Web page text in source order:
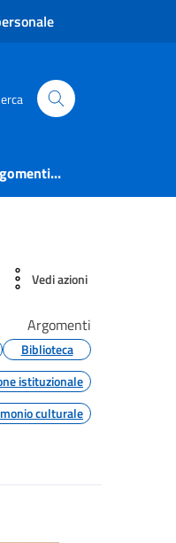
Vedi azioni
Argomenti
Biblioteca
istituzionale
culturale